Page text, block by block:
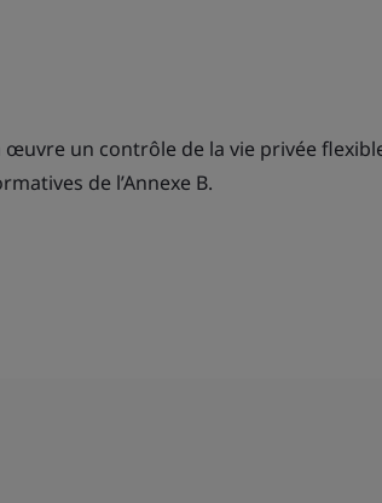
œuvre un contrôle de la vie privée
de l’Annexe B.